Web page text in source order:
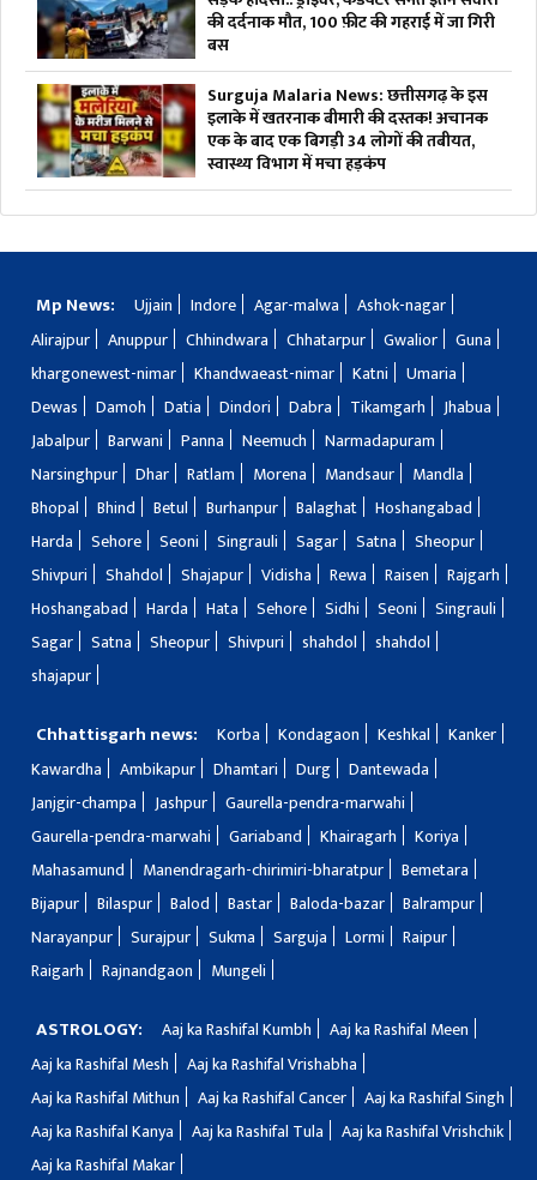
की दर्दनाक मौत, 100 फ़ीट की गहराई में जा गिरी
बस
Surguja Malaria News: छत्तीसगढ़ के इस
इलाके में खतरनाक बीमारी की दस्तक! अचानक
एक के बाद एक बिगड़ी 34 लोगों की तबीयत,
स्वास्थ्य विभाग में मचा हड़कंप
Mp News: Ujjain Indore Agar-malwa
Ashok-nagar
Alirajpur
Anuppur Chhindwara Chhatarpur Gwalior
Guna
khargonewest-nimar
Khandwaeast-nimar Katni
Umaria
Dewas
Damoh Datia Dindori Dabra Tikamgarh
Jhabua
Jabalpur
Barwani Panna Neemuch
Narmadapuram
Narsinghpur
Dhar Ratlam Morena Mandsaur
Mandla
Bhopal
Bhind Betul Burhanpur Balaghat
Hoshangabad
Harda
Sehore Seoni Singrauli Sagar Satna
Sheopur
Shivpuri
Shahdol Shajapur Vidisha Rewa Raisen
Rajgarh
Hoshangabad
Harda Hata Sehore Sidhi Seoni
Singrauli
Sagar
Satna Sheopur Shivpuri shahdol
shahdol
shajapur
Chhattisgarh news: Korba Kondagaon Keshkal
Kanker
Kawardha
Ambikapur Dhamtari Durg
Dantewada
Janjgir-champa
Jashpur
Gaurella-pendra-marwahi
Gaurella-pendra-marwahi
Gariaband Khairagarh
Koriya
Mahasamund
Manendragarh-chirimiri-bharatpur
Bemetara
Bijapur
Bilaspur Balod Bastar Baloda-bazar
Balrampur
Narayanpur
Surajpur Sukma Sarguja Lormi
Raipur
Raigarh
Rajnandgaon Mungeli
ASTROLOGY: Aaj ka Rashifal Kumbh
Aaj ka Rashifal Meen
Aaj ka Rashifal Mesh
Aaj ka Rashifal Vrishabha
Aaj ka Rashifal Mithun
Aaj ka Rashifal Cancer
Aaj ka Rashifal Singh
Aaj ka Rashifal Kanya
Aaj ka Rashifal Tula
Aaj ka Rashifal Vrishchik
Aaj ka Rashifal Makar